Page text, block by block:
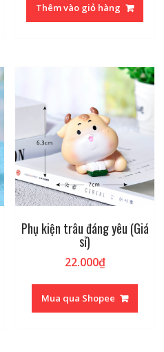
Thêm vào giỏ hàng
Phụ kiện trâu đáng yêu (Giá
sỉ)
22.000₫
Mua qua Shopee